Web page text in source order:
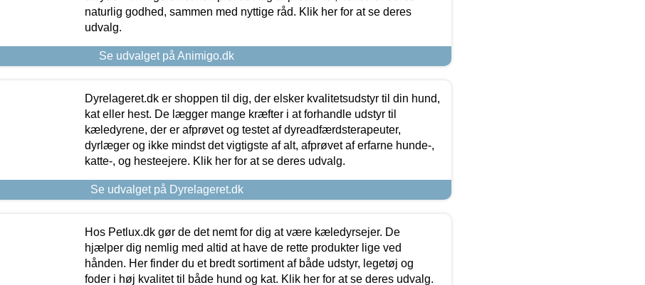
naturlig godhed, sammen med nyttige råd. Klik her for at se deres
udvalg.
Se udvalget på Animigo.dk
Dyrelageret.dk er shoppen til dig, der elsker kvalitetsudstyr til din hund,
kat eller hest. De lægger mange kræfter i at forhandle udstyr til
kæledyrene, der er afprøvet og testet af dyreadfærdsterapeuter,
dyrlæger og ikke mindst det vigtigste af alt, afprøvet af erfarne hunde-,
katte-, og hesteejere. Klik her for at se deres udvalg.
Se udvalget på Dyrelageret.dk
Hos Petlux.dk gør de det nemt for dig at være kæledyrsejer. De
hjælper dig nemlig med altid at have de rette produkter lige ved
hånden. Her finder du et bredt sortiment af både udstyr, legetøj og
foder i høj kvalitet til både hund og kat. Klik her for at se deres udvalg.